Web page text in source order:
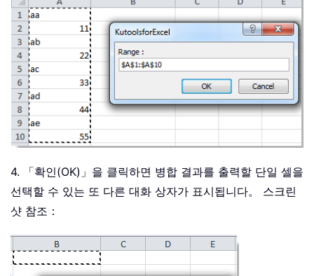
4. 「확인(OK)」을 클릭하면 병합 결과를 출력할 단일 셀을
선택할 수 있는 또 다른 대화 상자가 표시됩니다。 스크린
샷 참조：